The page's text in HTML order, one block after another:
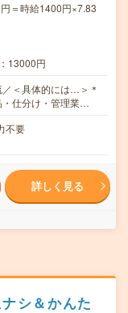
＝時給1400円×7.83
13000円
＜具体的には…＞＊
・仕分け・管理業…
不要
詳しく見る
シ＆かんた